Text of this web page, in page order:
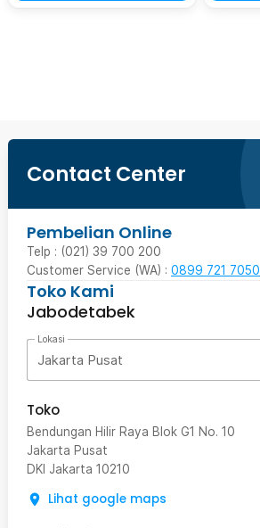
Contact Center
Pembelian Online
Telp : (021) 39 700 200
Customer Service (WA) : 0899 721 7050
Toko Kami
Jabodetabek
Lokasi
Jakarta Pusat
Toko
Bendungan Hilir Raya Blok G1 No. 10
Jakarta Pusat
DKI Jakarta 10210
Lihat google maps